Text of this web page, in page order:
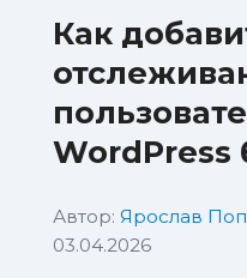
Как
WordPress
Автор: Ярослав
03.04.2026